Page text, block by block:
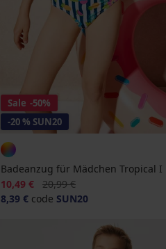
Sale -50%
-20 % SUN20
Badeanzug für Mädchen Tropical I
Rabatt
10,49 € Alter Preis
20,99 €
8,39 € code SUN20